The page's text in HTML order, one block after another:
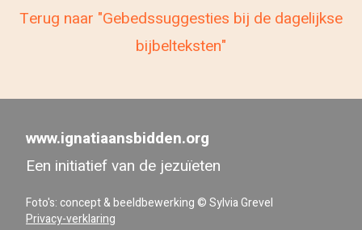
Terug naar "Gebedssuggesties bij de dagelijkse
bijbelteksten"
www.ignatiaansbidden.org
Een initiatief van de jezuïeten
Foto's: concept & beeldbewerking © Sylvia Grevel
Privacy-verklaring